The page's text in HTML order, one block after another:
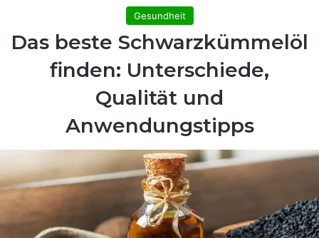
Gesundheit
Das beste Schwarzkümmelöl
finden: Unterschiede,
Qualität und
Anwendungstipps